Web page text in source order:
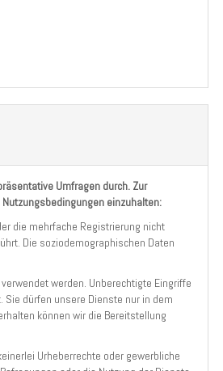
Umfragen durch. Zur
einzuhalten:
die mehrfache Registrierung nicht
Die soziodemographischen Daten
werden. Unberechtigte Eingriffe
dürfen unsere Dienste nur in dem
können wir die Bereitstellung
Urheberrechte oder gewerbliche